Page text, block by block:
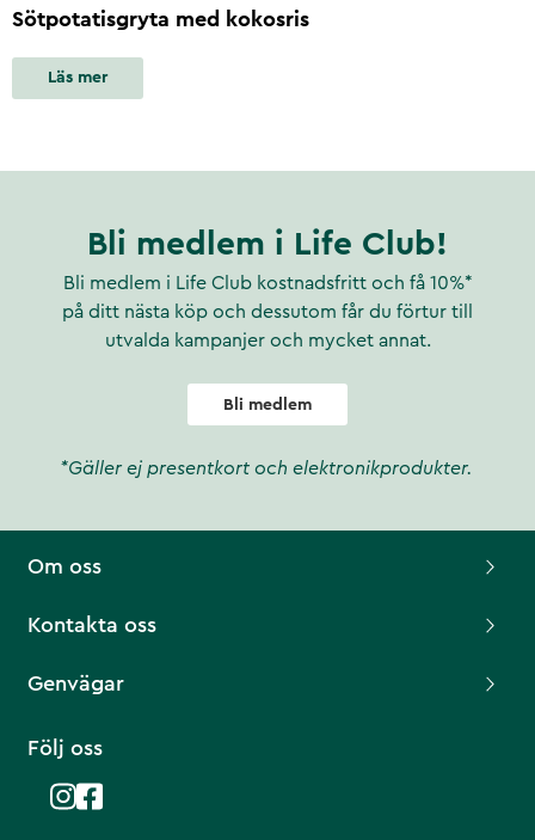
Sötpotatisgryta med kokosris
Läs mer
Bli medlem i Life Club!
Bli medlem i Life Club kostnadsfritt och få 10%*
på ditt nästa köp och dessutom får du förtur till
utvalda kampanjer och mycket annat.
Bli medlem
*Gäller ej presentkort och elektronikprodukter.
Om oss
Kontakta oss
Genvägar
Följ oss